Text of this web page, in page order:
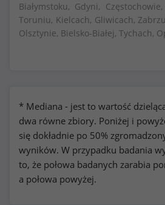
Białymstoku, Gdyni,
Toruniu, Kielcach, Gliwicach,
Olsztynie, Bielsko-Białej, Tychach,
* Mediana - jest to wartość
dwa równe zbiory. Poniżej i
się dokładnie po 50%
wyników. W przypadku badania
to, że połowa badanych zarabia
a połowa powyżej.